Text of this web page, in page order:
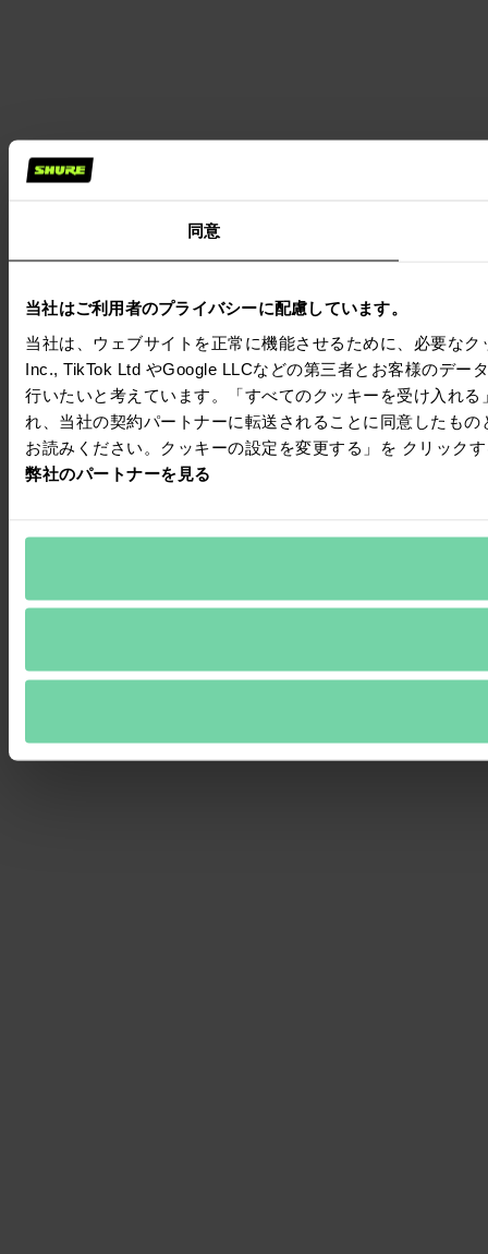
同意
当社はご利用者のプライバシーに配慮しています。
当社は、ウェブサイトを正常に機能させるために、必要な
Inc., TikTok Ltd やGoogle LLCなどの第三者とお客様のデー
行いたいと考えています。「すべてのクッキーを受け入れ
れ、当社の契約パートナーに転送されることに同意したも
お読みください。クッキーの設定を変更する」を クリック
弊社のパートナーを見る